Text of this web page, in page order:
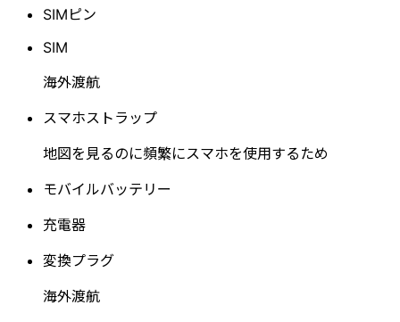
SIMピン
SIM
海外渡航
スマホストラップ
地図を見るのに頻繁にスマホを使用するため
モバイルバッテリー
充電器
変換プラグ
海外渡航